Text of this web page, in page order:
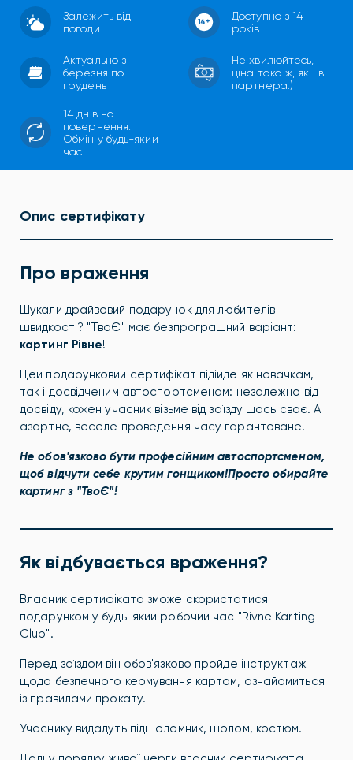
Залежить від
погоди
Доступно з 14
років
Актуально з
березня по
грудень
Не хвилюйтесь,
ціна така ж, як і в
партнера:)
14 днів на
повернення.
Обмін у будь-який
час
Опис сертифікату
Про враження
Шукали драйвовий подарунок для любителів
швидкості? "ТвоЄ" має безпрограшний варіант:
картинг Рівне!
Цей подарунковий сертифікат підійде як новачкам,
так і досвідченим автоспортсменам: незалежно від
досвіду, кожен учасник візьме від заїзду щось своє. А
азартне, веселе проведення часу гарантоване!
Не обов'язково бути професійним автоспортсменом,
щоб відчути себе крутим гонщиком!Просто обирайте
картинг з "ТвоЄ"!
Як відбувається враження?
Власник сертифіката зможе скористатися
подарунком у будь-який робочий час "Rivne Karting
Club".
Перед заїздом він обов'язково пройде інструктаж
щодо безпечного кермування картом, ознайомиться
із правилами прокату.
Учаснику видадуть підшоломник, шолом, костюм.